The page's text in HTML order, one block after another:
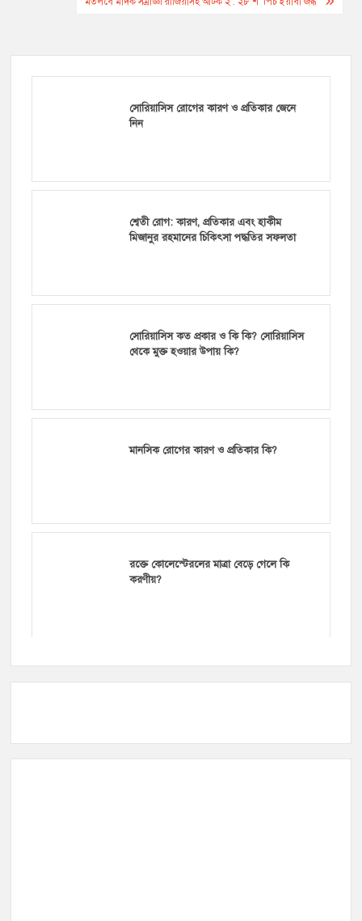
সোরিয়াসিস রোগের কারণ ও প্রতিকার জেনে
নিন
শ্বেতী রোগ: কারণ, প্রতিকার এবং হাকীম
মিজানুর রহমানের চিকিৎসা পদ্ধতির সফলতা
সোরিয়াসিস কত প্রকার ও কি কি? সোরিয়াসিস
থেকে মুক্ত হওয়ার উপায় কি?
মানসিক রোগের কারণ ও প্রতিকার কি?
রক্তে কোলেস্টেরলের মাত্রা বেড়ে গেলে কি
করণীয়?